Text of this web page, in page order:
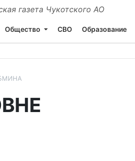
газета Чукотского АО
Общество СВО Образование